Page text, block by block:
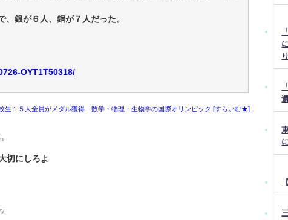
銀が６人、銅が７人だった。
OYT1T50318/
生１５人全員がメダル獲得…数学・物理・生物学の国際オリンピック [すらいむ★]
切にしろよ